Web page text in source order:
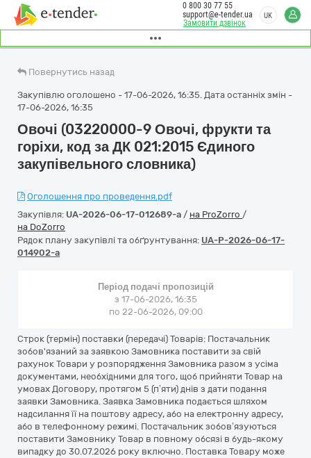
Замовити дзвінок
0 800 30 77 55
support@e-tender.ua
UK
Повернутись назад
Закупівлю оголошено - 17-06-2026, 16:35. Дата останніх змін -
17-06-2026, 16:35
Овочі (03220000-9 Овочі, фрукти та
горіхи, код за ДК 021:2015 Єдиного
закупівельного словника)
Оголошення про проведення.pdf
Закупівля: UA-2026-06-17-012689-a / на ProZorro /
на DoZorro
Рядок плану закупівлі та обґрунтування: UA-P-2026-06-17-
014902-a
Період подачі пропозицій
з 17-06-2026, 16:35
по 22-06-2026, 09:00
Строк (термін) поставки (передачі) Товарів: Постачальник
зобов'язаний за заявкою Замовника поставити за свій
рахунок Товари у розпорядження Замовника разом з усіма
документами, необхідними для того, щоб прийняти Товар на
умовах Договору, протягом 5 (п’яти) днів з дати подання
заявки Замовника. Заявка Замовника подається шляхом
надсилання її на поштову адресу, або на електронну адресу,
або в телефонному режимі. Постачальник зобов’язуються
поставити Замовнику Товар в повному обсязі в будь-якому
випадку до 30.07.2026 року включно. Поставка Товару може